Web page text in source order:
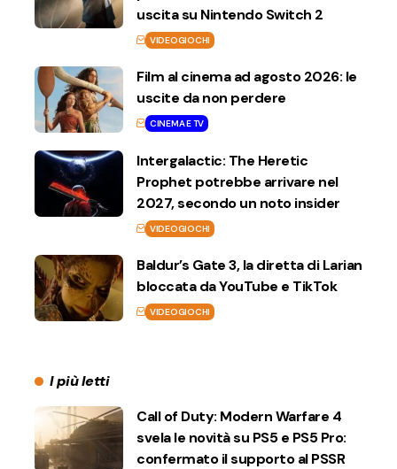
uscita su Nintendo Switch 2
VIDEOGIOCHI
Film al cinema ad agosto 2026: le
uscite da non perdere
CINEMA E TV
Intergalactic: The Heretic
Prophet potrebbe arrivare nel
2027, secondo un noto insider
VIDEOGIOCHI
Baldur’s Gate 3, la diretta di Larian
bloccata da YouTube e TikTok
VIDEOGIOCHI
I più letti
Call of Duty: Modern Warfare 4
svela le novità su PS5 e PS5 Pro:
confermato il supporto al PSSR